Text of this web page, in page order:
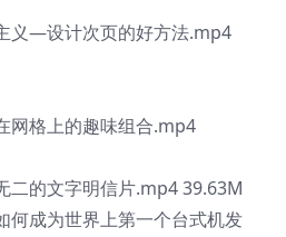
义—设计次页的好方法.mp4
格上的趣味组合.mp4
的文字明信片.mp4 39.63M
成为世界上第一个台式机发